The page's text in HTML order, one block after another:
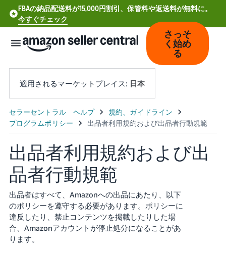
FBAの納品配送料が15,000円割引、保管料や返送料が無料に。
今すぐチェック
中
文
-
CN
Deutsch
- DE
Español
- ES
Français
さっそ
く始め
る
適用されるマーケットプレイス: 日本
出品者利用規約および出
品者行動規範
出品者はすべて、Amazonへの出品にあたり、以下
のポリシーを遵守する必要があります。ポリシーに
違反したり、禁止コンテンツを掲載したりした場
合、Amazonアカウントが停止処分になることがあ
ります。